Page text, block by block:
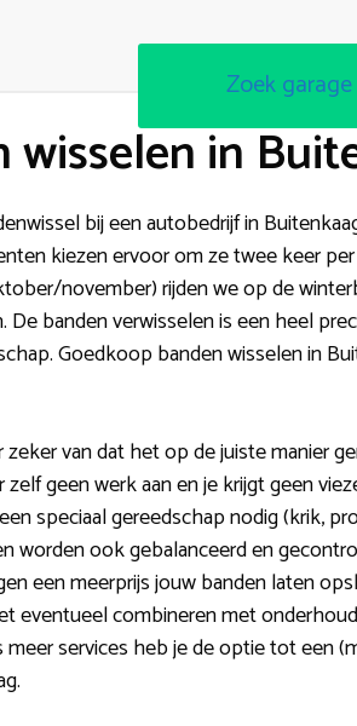
Zoek garage
wisselen in
bij een autobedrijf in
kiezen ervoor om ze twee keer
november) rijden we op de
De banden verwisselen is een heel
Goedkoop banden wisselen in
zeker van dat het op de juiste manier
zelf geen werk aan en je krijgt geen
speciaal gereedschap nodig (krik,
worden ook gebalanceerd en
een meerprijs jouw banden laten
eventueel combineren met
meer services heb je de optie tot een